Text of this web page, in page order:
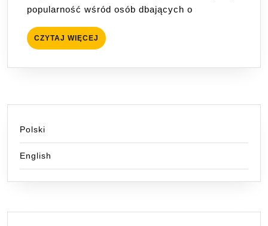
popularność wśród osób dbających o
CZYTAJ WIĘCEJ CZYTAJ
WIĘCEJ
Polski
English